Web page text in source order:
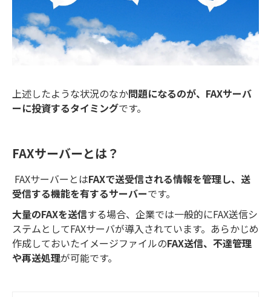
上述したような状況のなか問題になるのが、FAXサーバ
ーに投資するタイミングです。
FAXサーバーとは？
FAXサーバーとはFAXで送受信される情報を管理し、送
受信する機能を有するサーバーです。
大量のFAXを送信する場合、企業では一般的にFAX送信シ
ステムとしてFAXサーバが導入されています。あらかじめ
作成しておいたイメージファイルのFAX送信、不達管理
や再送処理が可能です。